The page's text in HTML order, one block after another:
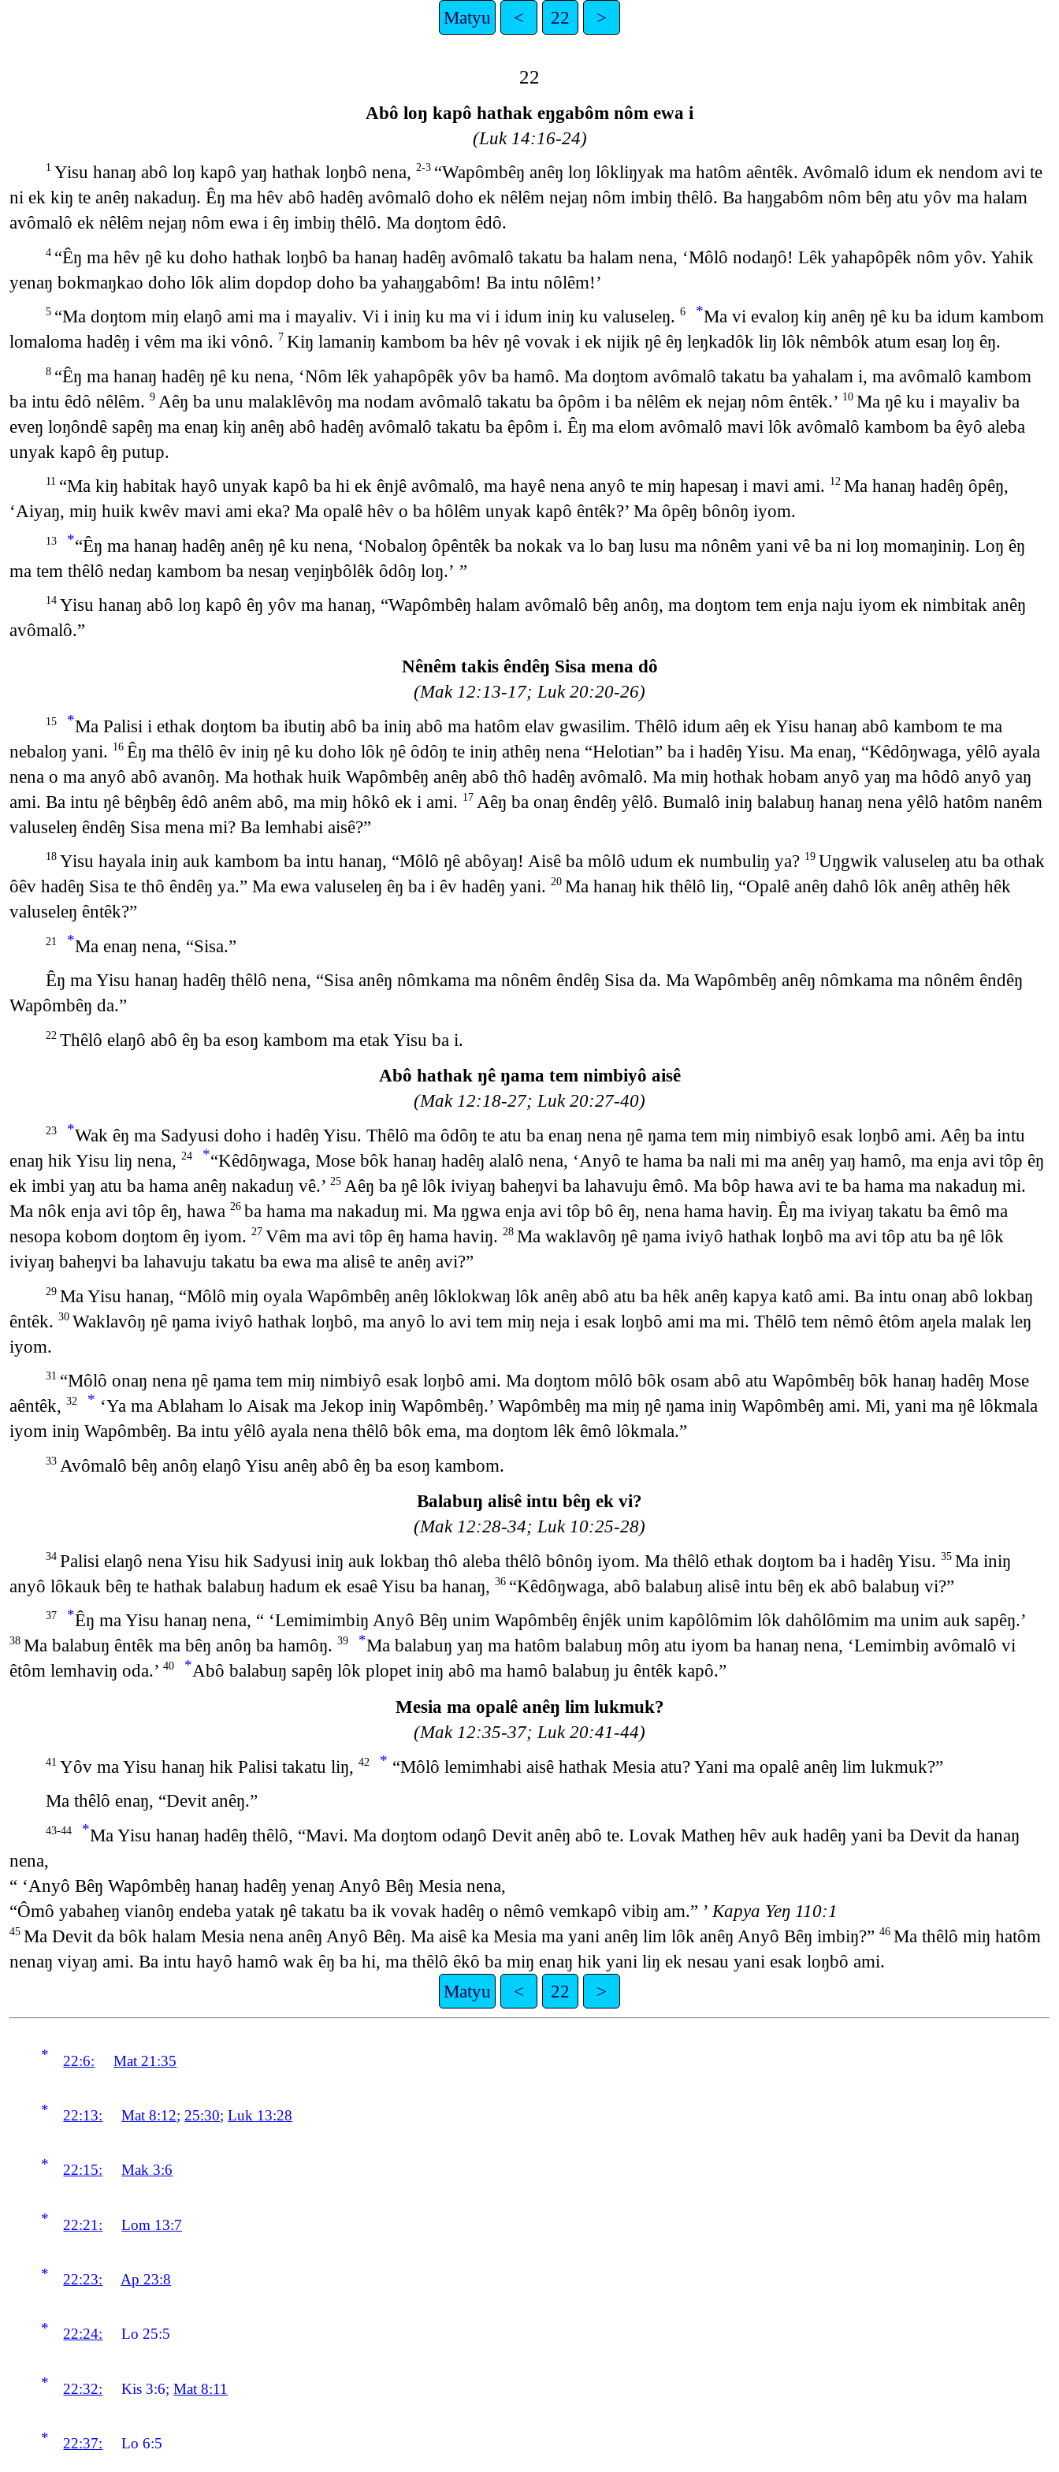
Matyu < 22 >
22
Abô loŋ kapô hathak eŋgabôm nôm ewa i
(Luk 14:16-24)
1 Yisu hanaŋ abô loŋ kapô yaŋ hathak loŋbô nena, 2-3 “Wapômbêŋ anêŋ loŋ lôkliŋyak ma hatôm aêntêk. Avômalô idum ek nendom avi te
ni ek kiŋ te anêŋ nakaduŋ. Êŋ ma hêv abô hadêŋ avômalô doho ek nêlêm nejaŋ nôm imbiŋ thêlô. Ba haŋgabôm nôm bêŋ atu yôv ma halam
avômalô ek nêlêm nejaŋ nôm ewa i êŋ imbiŋ thêlô. Ma doŋtom êdô.
4 “Êŋ ma hêv ŋê ku doho hathak loŋbô ba hanaŋ hadêŋ avômalô takatu ba halam nena, ‘Môlô nodaŋô! Lêk yahapôpêk nôm yôv. Yahik
yenaŋ bokmaŋkao doho lôk alim dopdop doho ba yahaŋgabôm! Ba intu nôlêm!’
5 “Ma doŋtom miŋ elaŋô ami ma i mayaliv. Vi i iniŋ ku ma vi i idum iniŋ ku valuseleŋ. 6 *Ma vi evaloŋ kiŋ anêŋ ŋê ku ba idum kambom
lomaloma hadêŋ i vêm ma iki vônô. 7 Kiŋ lamaniŋ kambom ba hêv ŋê vovak i ek nijik ŋê êŋ leŋkadôk liŋ lôk nêmbôk atum esaŋ loŋ êŋ.
8 “Êŋ ma hanaŋ hadêŋ ŋê ku nena, ‘Nôm lêk yahapôpêk yôv ba hamô. Ma doŋtom avômalô takatu ba yahalam i, ma avômalô kambom
ba intu êdô nêlêm. 9 Aêŋ ba unu malaklêvôŋ ma nodam avômalô takatu ba ôpôm i ba nêlêm ek nejaŋ nôm êntêk.’ 10 Ma ŋê ku i mayaliv ba
eveŋ loŋôndê sapêŋ ma enaŋ kiŋ anêŋ abô hadêŋ avômalô takatu ba êpôm i. Êŋ ma elom avômalô mavi lôk avômalô kambom ba êyô aleba
unyak kapô êŋ putup.
11 “Ma kiŋ habitak hayô unyak kapô ba hi ek ênjê avômalô, ma hayê nena anyô te miŋ hapesaŋ i mavi ami. 12 Ma hanaŋ hadêŋ ôpêŋ,
‘Aiyaŋ, miŋ huik kwêv mavi ami eka? Ma opalê hêv o ba hôlêm unyak kapô êntêk?’ Ma ôpêŋ bônôŋ iyom.
13 *“Êŋ ma hanaŋ hadêŋ anêŋ ŋê ku nena, ‘Nobaloŋ ôpêntêk ba nokak va lo baŋ lusu ma nônêm yani vê ba ni loŋ momaŋiniŋ. Loŋ êŋ
ma tem thêlô nedaŋ kambom ba nesaŋ veŋiŋbôlêk ôdôŋ loŋ.’ ”
14 Yisu hanaŋ abô loŋ kapô êŋ yôv ma hanaŋ, “Wapômbêŋ halam avômalô bêŋ anôŋ, ma doŋtom tem enja naju iyom ek nimbitak anêŋ
avômalô.”
Nênêm takis êndêŋ Sisa mena dô
(Mak 12:13-17; Luk 20:20-26)
15 *Ma Palisi i ethak doŋtom ba ibutiŋ abô ba iniŋ abô ma hatôm elav gwasilim. Thêlô idum aêŋ ek Yisu hanaŋ abô kambom te ma
nebaloŋ yani. 16 Êŋ ma thêlô êv iniŋ ŋê ku doho lôk ŋê ôdôŋ te iniŋ athêŋ nena “Helotian” ba i hadêŋ Yisu. Ma enaŋ, “Kêdôŋwaga, yêlô ayala
nena o ma anyô abô avanôŋ. Ma hothak huik Wapômbêŋ anêŋ abô thô hadêŋ avômalô. Ma miŋ hothak hobam anyô yaŋ ma hôdô anyô yaŋ
ami. Ba intu ŋê bêŋbêŋ êdô anêm abô, ma miŋ hôkô ek i ami. 17 Aêŋ ba onaŋ êndêŋ yêlô. Bumalô iniŋ balabuŋ hanaŋ nena yêlô hatôm nanêm
valuseleŋ êndêŋ Sisa mena mi? Ba lemhabi aisê?”
18 Yisu hayala iniŋ auk kambom ba intu hanaŋ, “Môlô ŋê abôyaŋ! Aisê ba môlô udum ek numbuliŋ ya? 19 Uŋgwik valuseleŋ atu ba othak
ôêv hadêŋ Sisa te thô êndêŋ ya.” Ma ewa valuseleŋ êŋ ba i êv hadêŋ yani. 20 Ma hanaŋ hik thêlô liŋ, “Opalê anêŋ dahô lôk anêŋ athêŋ hêk
valuseleŋ êntêk?”
21 *Ma enaŋ nena, “Sisa.”
Êŋ ma Yisu hanaŋ hadêŋ thêlô nena, “Sisa anêŋ nômkama ma nônêm êndêŋ Sisa da. Ma Wapômbêŋ anêŋ nômkama ma nônêm êndêŋ
Wapômbêŋ da.”
22 Thêlô elaŋô abô êŋ ba esoŋ kambom ma etak Yisu ba i.
Abô hathak ŋê ŋama tem nimbiyô aisê
(Mak 12:18-27; Luk 20:27-40)
23 *Wak êŋ ma Sadyusi doho i hadêŋ Yisu. Thêlô ma ôdôŋ te atu ba enaŋ nena ŋê ŋama tem miŋ nimbiyô esak loŋbô ami. Aêŋ ba intu
enaŋ hik Yisu liŋ nena, 24 *“Kêdôŋwaga, Mose bôk hanaŋ hadêŋ alalô nena, ‘Anyô te hama ba nali mi ma anêŋ yaŋ hamô, ma enja avi tôp êŋ
ek imbi yaŋ atu ba hama anêŋ nakaduŋ vê.’ 25 Aêŋ ba ŋê lôk iviyaŋ baheŋvi ba lahavuju êmô. Ma bôp hawa avi te ba hama ma nakaduŋ mi.
Ma nôk enja avi tôp êŋ, hawa 26 ba hama ma nakaduŋ mi. Ma ŋgwa enja avi tôp bô êŋ, nena hama haviŋ. Êŋ ma iviyaŋ takatu ba êmô ma
nesopa kobom doŋtom êŋ iyom. 27 Vêm ma avi tôp êŋ hama haviŋ. 28 Ma waklavôŋ ŋê ŋama iviyô hathak loŋbô ma avi tôp atu ba ŋê lôk
iviyaŋ baheŋvi ba lahavuju takatu ba ewa ma alisê te anêŋ avi?”
29 Ma Yisu hanaŋ, “Môlô miŋ oyala Wapômbêŋ anêŋ lôklokwaŋ lôk anêŋ abô atu ba hêk anêŋ kapya katô ami. Ba intu onaŋ abô lokbaŋ
êntêk. 30 Waklavôŋ ŋê ŋama iviyô hathak loŋbô, ma anyô lo avi tem miŋ neja i esak loŋbô ami ma mi. Thêlô tem nêmô êtôm aŋela malak leŋ
iyom.
31 “Môlô onaŋ nena ŋê ŋama tem miŋ nimbiyô esak loŋbô ami. Ma doŋtom môlô bôk osam abô atu Wapômbêŋ bôk hanaŋ hadêŋ Mose
aêntêk, 32 * ‘Ya ma Ablaham lo Aisak ma Jekop iniŋ Wapômbêŋ.’ Wapômbêŋ ma miŋ ŋê ŋama iniŋ Wapômbêŋ ami. Mi, yani ma ŋê lôkmala
iyom iniŋ Wapômbêŋ. Ba intu yêlô ayala nena thêlô bôk ema, ma doŋtom lêk êmô lôkmala.”
33 Avômalô bêŋ anôŋ elaŋô Yisu anêŋ abô êŋ ba esoŋ kambom.
Balabuŋ alisê intu bêŋ ek vi?
(Mak 12:28-34; Luk 10:25-28)
34 Palisi elaŋô nena Yisu hik Sadyusi iniŋ auk lokbaŋ thô aleba thêlô bônôŋ iyom. Ma thêlô ethak doŋtom ba i hadêŋ Yisu. 35 Ma iniŋ
anyô lôkauk bêŋ te hathak balabuŋ hadum ek esaê Yisu ba hanaŋ, 36 “Kêdôŋwaga, abô balabuŋ alisê intu bêŋ ek abô balabuŋ vi?”
37 *Êŋ ma Yisu hanaŋ nena, “ ‘Lemimimbiŋ Anyô Bêŋ unim Wapômbêŋ ênjêk unim kapôlômim lôk dahôlômim ma unim auk sapêŋ.’
38 Ma balabuŋ êntêk ma bêŋ anôŋ ba hamôŋ. 39 *Ma balabuŋ yaŋ ma hatôm balabuŋ môŋ atu iyom ba hanaŋ nena, ‘Lemimbiŋ avômalô vi
êtôm lemhaviŋ oda.’ 40 *Abô balabuŋ sapêŋ lôk plopet iniŋ abô ma hamô balabuŋ ju êntêk kapô.”
Mesia ma opalê anêŋ lim lukmuk?
(Mak 12:35-37; Luk 20:41-44)
41 Yôv ma Yisu hanaŋ hik Palisi takatu liŋ, 42 * “Môlô lemimhabi aisê hathak Mesia atu? Yani ma opalê anêŋ lim lukmuk?”
Ma thêlô enaŋ, “Devit anêŋ.”
43-44 *Ma Yisu hanaŋ hadêŋ thêlô, “Mavi. Ma doŋtom odaŋô Devit anêŋ abô te. Lovak Matheŋ hêv auk hadêŋ yani ba Devit da hanaŋ
nena,
“ ‘Anyô Bêŋ Wapômbêŋ hanaŋ hadêŋ yenaŋ Anyô Bêŋ Mesia nena,
“Ômô yabaheŋ vianôŋ endeba yatak ŋê takatu ba ik vovak hadêŋ o nêmô vemkapô vibiŋ am.” ’ Kapya Yeŋ 110:1
45 Ma Devit da bôk halam Mesia nena anêŋ Anyô Bêŋ. Ma aisê ka Mesia ma yani anêŋ lim lôk anêŋ Anyô Bêŋ imbiŋ?” 46 Ma thêlô miŋ hatôm
nenaŋ viyaŋ ami. Ba intu hayô hamô wak êŋ ba hi, ma thêlô êkô ba miŋ enaŋ hik yani liŋ ek nesau yani esak loŋbô ami.
Matyu
< 22 >
* 22:6: Mat 21:35
* 22:13: Mat 8:12; 25:30;Luk 13:28
* 22:15: Mak 3:6
* 22:21: Lom 13:7
* 22:23: Ap 23:8
* 22:24: Lo 25:5
* 22:32: Kis 3:6;Mat 8:11
* 22:37: Lo 6:5